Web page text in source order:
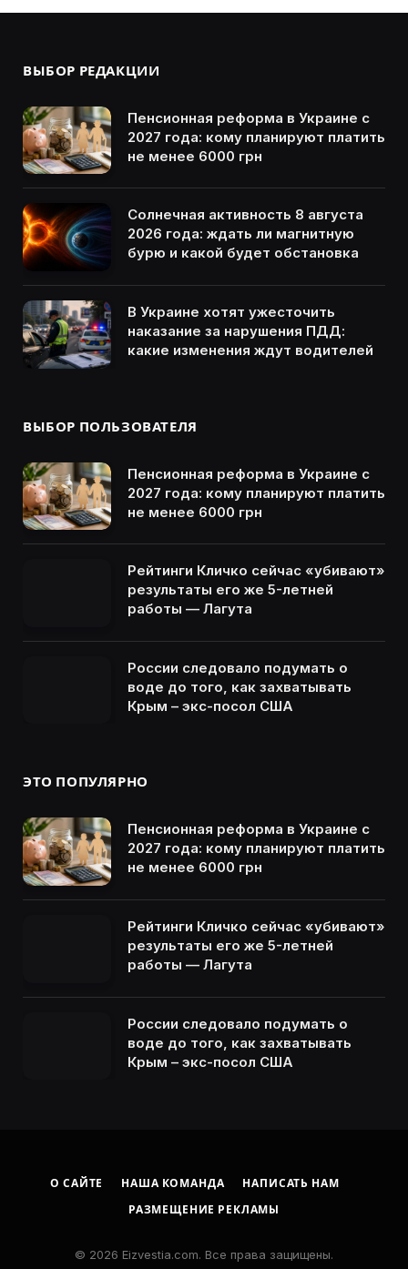
ВЫБОР РЕДАКЦИИ
Пенсионная реформа в Украине с
2027 года: кому планируют платить
не менее 6000 грн
Солнечная активность 8 августа
2026 года: ждать ли магнитную
бурю и какой будет обстановка
В Украине хотят ужесточить
наказание за нарушения ПДД:
какие изменения ждут водителей
ВЫБОР ПОЛЬЗОВАТЕЛЯ
Пенсионная реформа в Украине с
2027 года: кому планируют платить
не менее 6000 грн
Рейтинги Кличко сейчас «убивают»
результаты его же 5-летней
работы — Лагута
России следовало подумать о
воде до того, как захватывать
Крым – экс-посол США
ЭТО ПОПУЛЯРНО
Пенсионная реформа в Украине с
2027 года: кому планируют платить
не менее 6000 грн
Рейтинги Кличко сейчас «убивают»
результаты его же 5-летней
работы — Лагута
России следовало подумать о
воде до того, как захватывать
Крым – экс-посол США
О САЙТЕ НАША КОМАНДА
НАПИСАТЬ НАМ
РАЗМЕЩЕНИЕ РЕКЛАМЫ
© 2026 Eizvestia.com. Все права защищены.